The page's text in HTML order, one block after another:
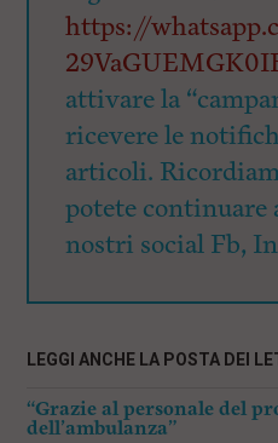
https://
attivare la
ricevere le
articoli.
potete continuare
nostri social Fb,
LEGGI ANCHE LA POSTA DEI
“Grazie al personale del
dell’ambulanza”